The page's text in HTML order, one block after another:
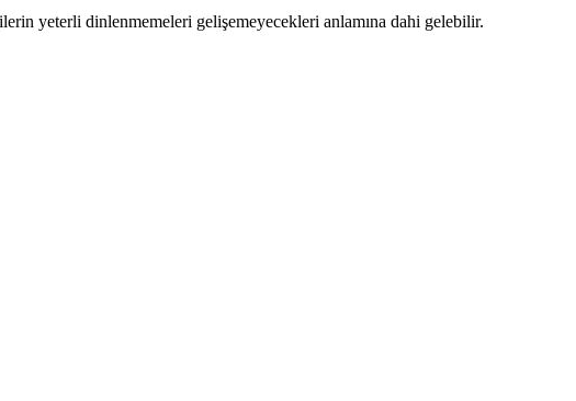
yeterli dinlenmemeleri gelişemeyecekleri anlamına dahi gelebilir.